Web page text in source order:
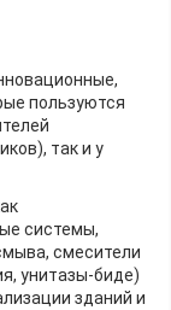
пользуются
так и у
системы,
смесители
унитазы-биде)
зданий и